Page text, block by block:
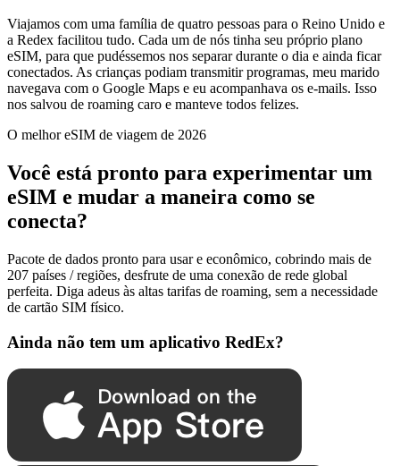
Viajamos com uma família de quatro pessoas para o Reino Unido e
a Redex facilitou tudo. Cada um de nós tinha seu próprio plano
eSIM, para que pudéssemos nos separar durante o dia e ainda ficar
conectados. As crianças podiam transmitir programas, meu marido
navegava com o Google Maps e eu acompanhava os e-mails. Isso
nos salvou de roaming caro e manteve todos felizes.
O melhor eSIM de viagem de 2026
Você está pronto para experimentar um
eSIM e mudar a maneira como se
conecta?
Pacote de dados pronto para usar e econômico, cobrindo mais de
207 países / regiões, desfrute de uma conexão de rede global
perfeita. Diga adeus às altas tarifas de roaming, sem a necessidade
de cartão SIM físico.
Ainda não tem um aplicativo RedEx?